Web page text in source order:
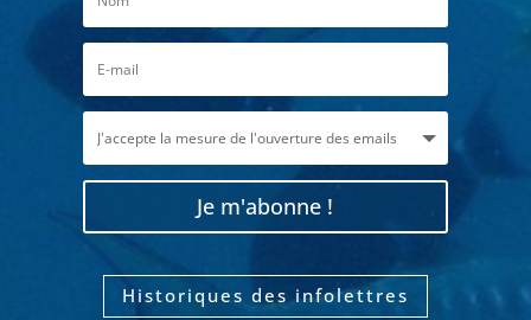
Je m'abonne !
Historiques des infolettres